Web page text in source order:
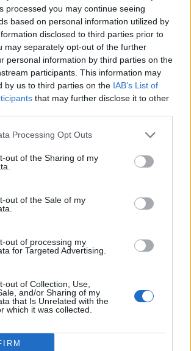
processed you may continue seeing
based on personal information utilized by
disclosed to third parties prior to
may separately opt-out of the further
personal information by third parties on the
participants. This information may
by us to third parties on the IAB’s List of
that may further disclose it to other
Processing Opt Outs
out of the Sharing of my
out of the Sale of my
out of processing my
for Targeted Advertising.
out of Collection, Use,
and/or Sharing of my
that Is Unrelated with the
which it was collected.